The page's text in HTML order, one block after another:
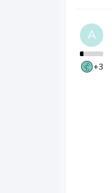
A
+3